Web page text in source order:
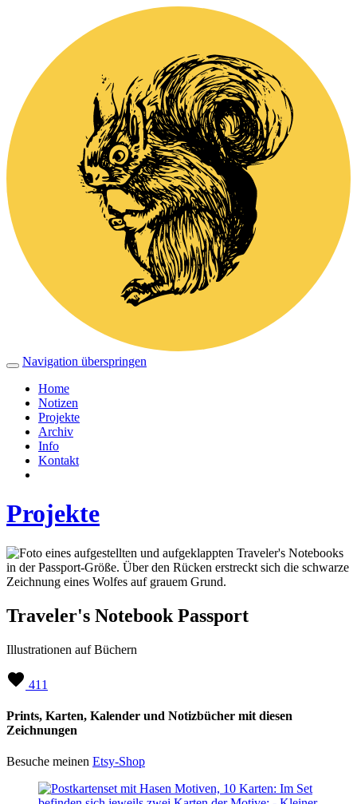
Navigation überspringen
Home
Notizen
Projekte
Archiv
Info
Kontakt
Projekte
Traveler's Notebook Passport
Illustrationen auf Büchern
411
Prints, Karten, Kalender und Notizbücher mit diesen
Zeichnungen
Besuche meinen Etsy-Shop